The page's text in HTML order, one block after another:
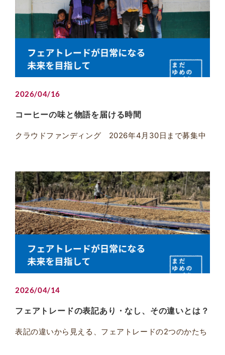
2026/04/16
コーヒーの味と物語を届ける時間
クラウドファンディング 2026年4月30日まで募集中
2026/04/14
フェアトレードの表記あり・なし、その違いとは？
表記の違いから見える、フェアトレードの2つのかたち